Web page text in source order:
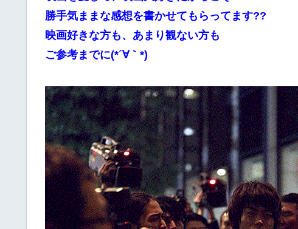
勝手気ままな感想を書かせてもらってます??
映画好きな方も、あまり観ない方も
ご参考までに(*´∀｀*)